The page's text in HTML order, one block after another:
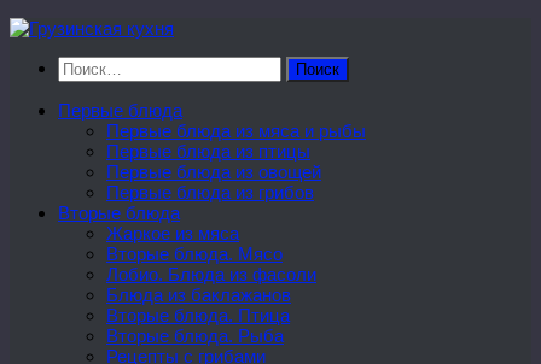
Перейти
содержимому
Найти:
Первые блюда
Первые блюда из мяса и рыбы
Первые блюда из птицы
Первые блюда из овощей
Первые блюда из грибов
Вторые блюда
Жаркое из мяса
Вторые блюда. Мясо
Лобио. Блюда из фасоли
Блюда из баклажанов
Вторые блюда. Птица
Вторые блюда. Рыба
Рецепты с грибами